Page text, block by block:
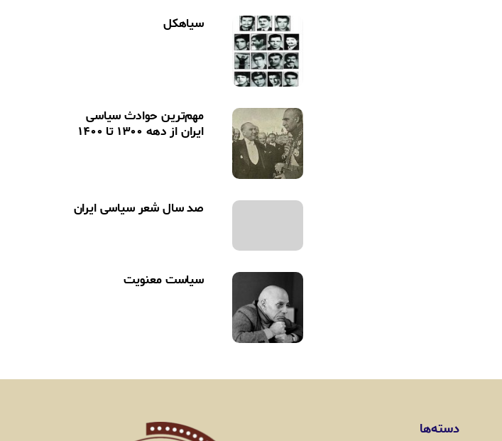
سیاهکل
مهم‌ترین حوادث سیاسی
ایران از دهه ۱۳۰۰ تا ۱۴۰۰‏
صد سال شعر سیاسی ایران
سیاست معنویت
دسته‌ها